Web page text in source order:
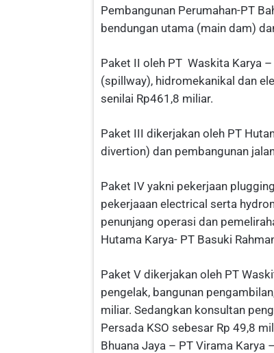
Pembangunan Perumahan-PT
bendungan utama (main dam)
Paket II oleh PT Waskita Karya
(spillway), hidromekanikal dan
senilai Rp461,8 miliar.
Paket III dikerjakan oleh PT
divertion) dan pembangunan
Paket IV yakni pekerjaan
pekerjaaan electrical serta
penunjang operasi dan
Hutama Karya- PT Basuki
Paket V dikerjakan oleh PT
pengelak, bangunan
miliar. Sedangkan konsultan
Persada KSO sebesar Rp 49,8
Bhuana Jaya – PT Virama Karya